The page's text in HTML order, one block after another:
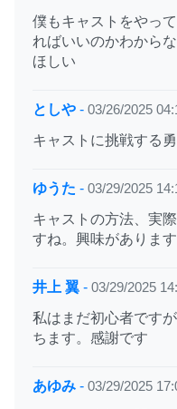
僕もキャストをやっ
ればいいのかわから
ほしい
としや - 03/26/2025
キャストに挑戦する
ゆうた - 03/29/2025
キャストの方法、実
すね。興味があります
井上 翼 - 03/29/2025
私はまだ初心者です
ちます。感謝です
あゆみ - 03/29/2025